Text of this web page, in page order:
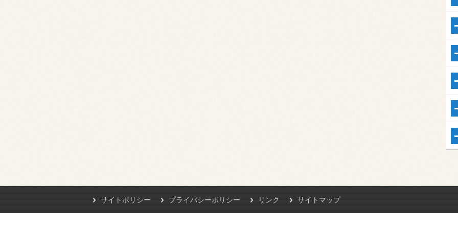
サイトポリシー プライバシーポリシー リンク サイトマップ